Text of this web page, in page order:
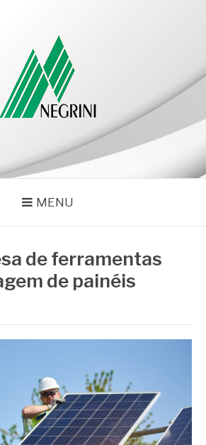
MENU
de ferramentas
de painéis